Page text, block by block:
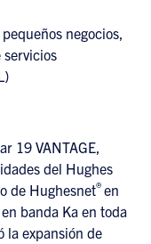
negocios,
servicios
19 VANTAGE,
del Hughes
de Hughesnet® en
banda Ka en toda
la expansión de